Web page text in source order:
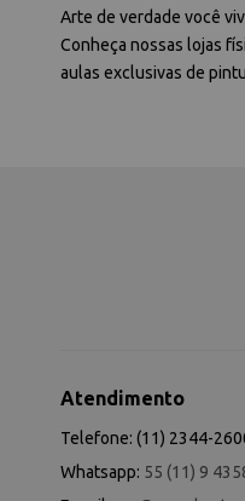
Arte de verdade você
Conheça nossas lojas
aulas exclusivas de
Atendimento
Telefone: (11) 2344-
Whatsapp: 55 (11) 9